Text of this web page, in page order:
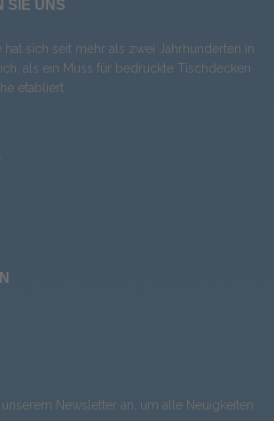
SIE UNS
hat sich seit mehr als zwei Jahrhunderten in
als ein Muss für bedruckte Tischdecken
etabliert.
Newsletter an, um alle Neuigkeiten